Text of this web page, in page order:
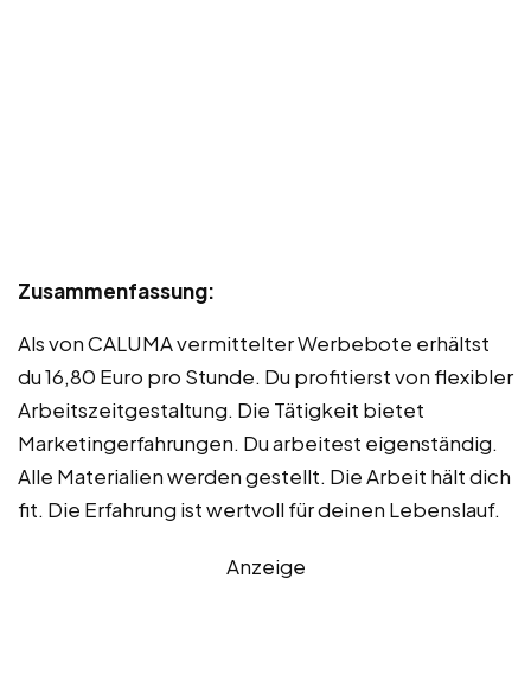
Zusammenfassung:
Als von CALUMA vermittelter Werbebote erhältst
du 16,80 Euro pro Stunde. Du profitierst von flexibler
Arbeitszeitgestaltung. Die Tätigkeit bietet
Marketingerfahrungen. Du arbeitest eigenständig.
Alle Materialien werden gestellt. Die Arbeit hält dich
fit. Die Erfahrung ist wertvoll für deinen Lebenslauf.
Anzeige